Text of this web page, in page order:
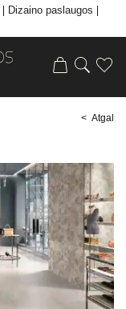
Dizaino paslaugos
< Atgal